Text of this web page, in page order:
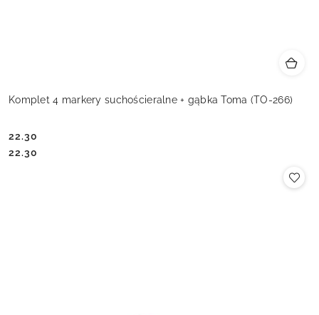
Komplet 4 markery suchościeralne + gąbka Toma (TO-266)
Cena:
22.30
Cena:
22.30